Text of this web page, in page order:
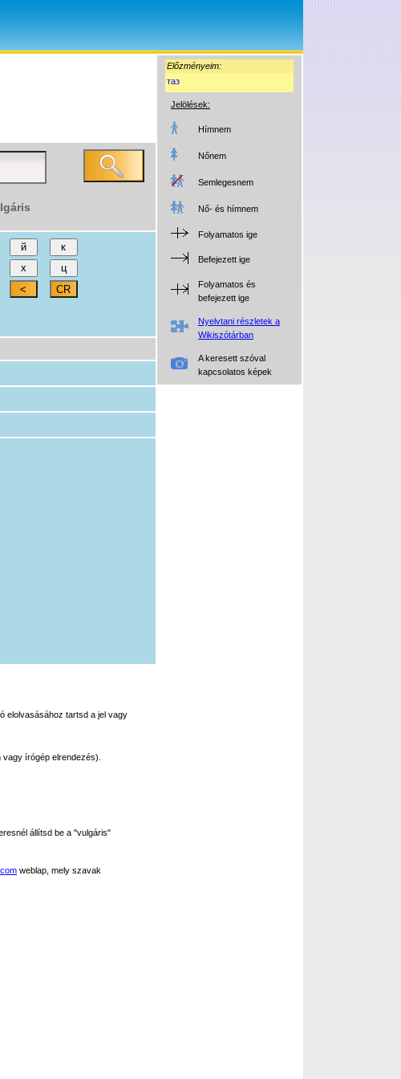
Előzményeim:
таз
Jelölések:
Hímnem
Nőnem
Semlegesnem
Nő- és hímnem
Folyamatos ige
Befejezett ige
Folyamatos és
befejezett ige
Nyelvtani részletek a
Wikiszótárban
A keresett szóval
kapcsolatos képek
elolvasásához tartsd a jel vagy
írógép elrendezés).
állítsd be a "vulgáris"
weblap, mely szavak